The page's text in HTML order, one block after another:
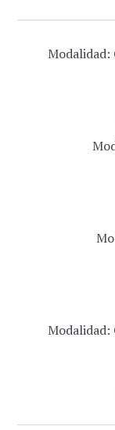
Modalidad:
Modalidad: